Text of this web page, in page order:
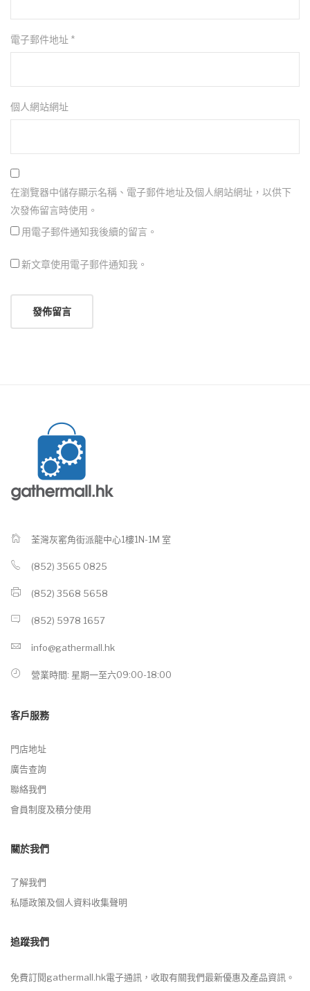
電子郵件地址 *
個人網站網址
在瀏覽器中儲存顯示名稱、電子郵件地址及個人網站網址，以供下
次發佈留言時使用。
用電子郵件通知我後續的留言。
新文章使用電子郵件通知我。
荃灣灰窰角街派龍中心1樓1N-1M 室
(852) 3565 0825
(852) 3568 5658
(852) 5978 1657
info@gathermall.hk
營業時間: 星期一至六09:00-18:00
客戶服務
門店地址
廣告查詢
聯絡我們
會員制度及積分使用
關於我們
了解我們
私隱政策及個人資料收集聲明
追蹤我們
免費訂閱gathermall.hk電子通訊，收取有關我們最新優惠及產品資訊。